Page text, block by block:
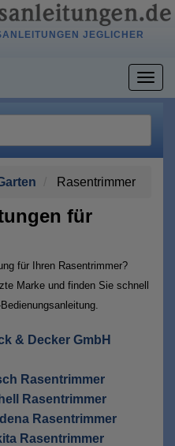
JEGLICHER
Rasentrimmer
für
für Ihren Rasentrimmer?
Marke und finden Sie schnell
& Decker GmbH
Rasentrimmer
Rasentrimmer
Rasentrimmer
Rasentrimmer